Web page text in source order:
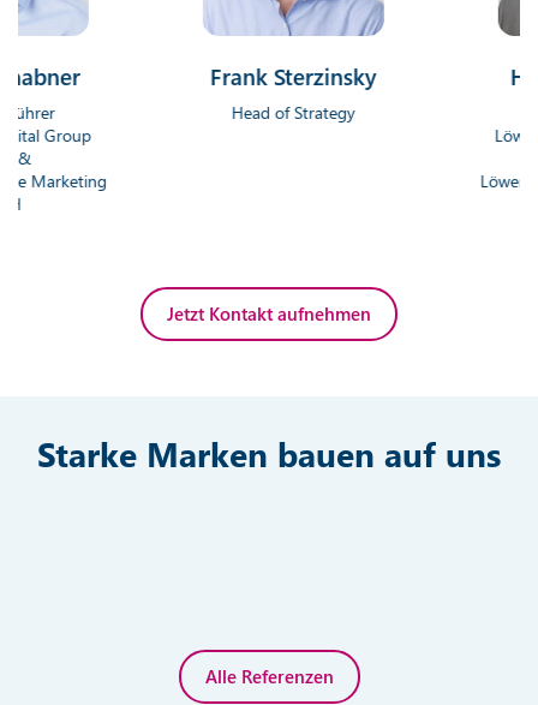
Frank Sterzinsky
Head of Strategy
Löwenstark
Löwenstark
Jetzt Kontakt aufnehmen
Starke Marken bauen auf uns
Alle Referenzen